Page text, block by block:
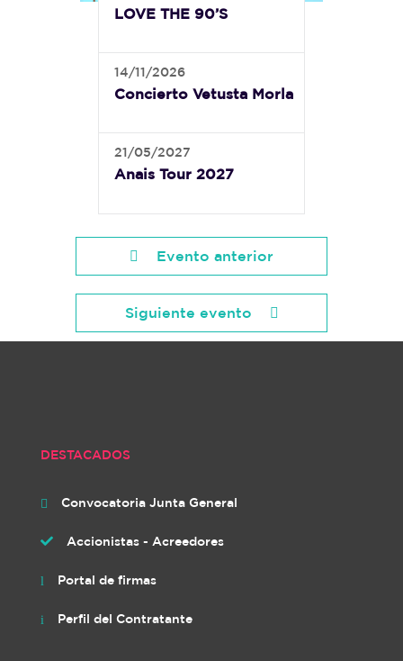
LOVE THE 90’S
14/11/2026
Concierto Vetusta Morla
21/05/2027
Anais Tour 2027
Evento anterior
Siguiente evento
DESTACADOS
 Convocatoria Junta General
 Accionistas - Acreedores
l Portal de firmas
i Perfil del Contratante